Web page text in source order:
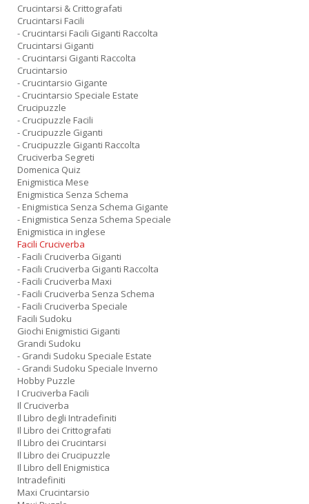
Crucintarsi & Crittografati
Crucintarsi Facili
- Crucintarsi Facili Giganti Raccolta
Crucintarsi Giganti
- Crucintarsi Giganti Raccolta
Crucintarsio
- Crucintarsio Gigante
- Crucintarsio Speciale Estate
Crucipuzzle
- Crucipuzzle Facili
- Crucipuzzle Giganti
- Crucipuzzle Giganti Raccolta
Cruciverba Segreti
Domenica Quiz
Enigmistica Mese
Enigmistica Senza Schema
- Enigmistica Senza Schema Gigante
- Enigmistica Senza Schema Speciale
Enigmistica in inglese
Facili Cruciverba
- Facili Cruciverba Giganti
- Facili Cruciverba Giganti Raccolta
- Facili Cruciverba Maxi
- Facili Cruciverba Senza Schema
- Facili Cruciverba Speciale
Facili Sudoku
Giochi Enigmistici Giganti
Grandi Sudoku
- Grandi Sudoku Speciale Estate
- Grandi Sudoku Speciale Inverno
Hobby Puzzle
I Cruciverba Facili
Il Cruciverba
Il Libro degli Intradefiniti
Il Libro dei Crittografati
Il Libro dei Crucintarsi
Il Libro dei Crucipuzzle
Il Libro dell Enigmistica
Intradefiniti
Maxi Crucintarsio